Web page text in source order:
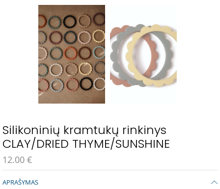
Silikoninių kramtukų rinkinys
CLAY/DRIED THYME/SUNSHINE
12.00 €
APRAŠYMAS